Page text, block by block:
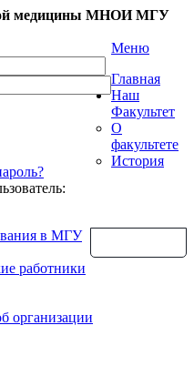
медицины МНОИ МГУ
Меню
Главная
Наш
Факультет
О
факультете
История
в МГУ
работники
организации